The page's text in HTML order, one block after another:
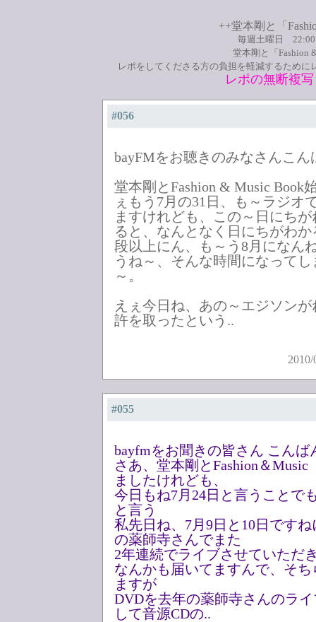
++堂本剛と「
毎週土曜日
堂本剛と「
レポをしてくださる方の負担を軽減するため
レポの無断複
#056
bayFMをお聴きのみなさんこ
堂本剛とFashion & Music Book
ぇもう7月の31日、も～ラジオ
ますけれども、この～日にち
ると、なんとなく日にちがわ
段以上にん、も～う8月になん
うね～、そんな時間になって
～。
えぇ今日ね、あの～エジソン
許を取ったという..
2010/
#055
bayfmをお聞きの皆さん こんば
さあ、堂本剛とFashion＆
ましたけれども、
今日もね7月24日と言うことで
と言う
私先日ね、7月9日と10日です
の薬師寺さんでまた
2年連続でライブさせていただ
なんかも届いてますんで、そ
ますが
DVDを去年の薬師寺さんのラ
して音源CDの..